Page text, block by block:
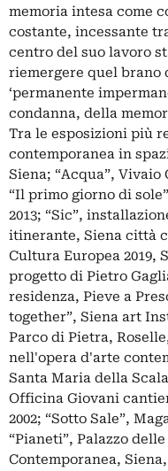
memoria intesa come
costante, incessante
centro del suo lavoro
riemergere quel brano
‘permanente
condanna, della
Tra le esposizioni più
contemporanea in
Siena; “Acqua”,
“Il primo giorno di
2013; “Sic”,
itinerante, Siena città
Cultura Europea 2019,
progetto di Pietro
residenza, Pieve a
together”, Siena art
Parco di Pietra,
nell'opera d'arte
Santa Maria della
Officina Giovani
2002; “Sotto Sale”,
“Pianeti”, Palazzo
Contemporanea, Siena,